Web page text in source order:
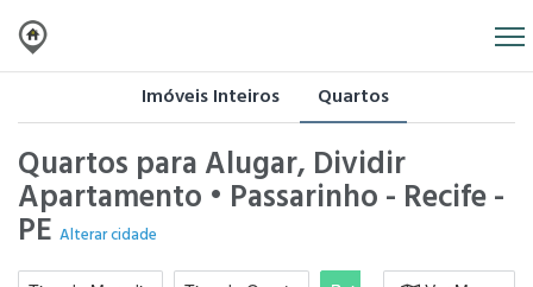
Imóveis Inteiros Quartos
Quartos para Alugar, Dividir
Apartamento • Passarinho - Recife -
PE Alterar cidade